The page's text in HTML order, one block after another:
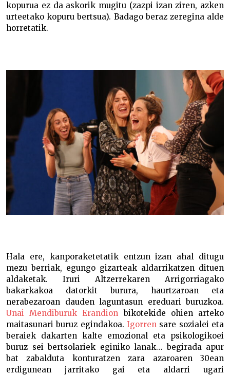
kopurua ez da askorik mugitu (zazpi izan ziren, azken
urteetako kopuru bertsua). Badago beraz zeregina alde
horretatik.
Hala ere, kanporaketetatik entzun izan ahal ditugu
mezu berriak, egungo gizarteak aldarrikatzen dituen
aldaketak. Iruri Altzerrekaren Arrigorriagako
bakarkakoa datorkit burura, haurtzaroan eta
nerabezaroan dauden laguntasun ereduari buruzkoa.
Unai Mendiburuk Erandion bikotekide ohien arteko
maitasunari buruz egindakoa. Igorren sare sozialei eta
beraiek dakarten kalte emozional eta psikologikoei
buruz sei bertsolariek eginiko lanak… begirada apur
bat zabalduta konturatzen zara azaroaren 30ean
erdigunean jarritako gai eta aldarri ugari